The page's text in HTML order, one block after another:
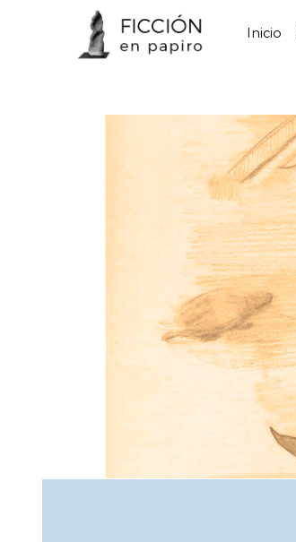
Inicio